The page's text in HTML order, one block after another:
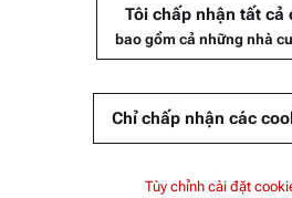
Tôi chấp nhận tất cả
bao gồm cả những nhà
Chỉ chấp nhận các
Tùy chỉnh cài đặt